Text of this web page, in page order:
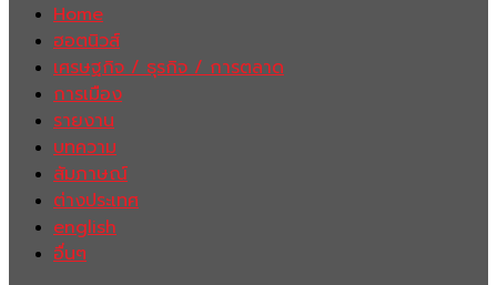
Home
ฮอตนิวส์
เศรษฐกิจ / ธุรกิจ / การตลาด
การเมือง
รายงาน
บทความ
สัมภาษณ์
ต่างประเทศ
english
อื่นๆ